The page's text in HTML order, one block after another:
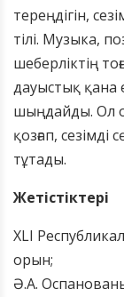
тереңдігін,
тілі. Музыка,
шеберліктің
дауыстық қана
шыңдайды. Ол
қозғап,
тұтады.
Жетістіктері
XLI
орын;
Ә.А.